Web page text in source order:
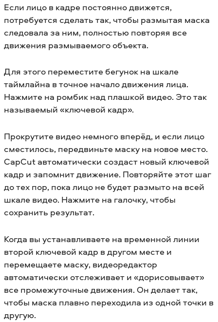
Если лицо в кадре постоянно движется,
потребуется сделать так, чтобы размытая маска
следовала за ним, полностью повторяя все
движения размываемого объекта.
Для этого переместите бегунок на шкале
таймлайна в точное начало движения лица.
Нажмите на ромбик над плашкой видео. Это так
называемый «ключевой кадр».
Прокрутите видео немного вперёд, и если лицо
сместилось, передвиньте маску на новое место.
CapCut автоматически создаст новый ключевой
кадр и запомнит движение. Повторяйте этот шаг
до тех пор, пока лицо не будет размыто на всей
шкале видео. Нажмите на галочку, чтобы
сохранить результат.
Когда вы устанавливаете на временной линии
второй ключевой кадр в другом месте и
перемещаете маску, видеоредактор
автоматически отслеживает и «дорисовывает»
все промежуточные движения. Он делает так,
чтобы маска плавно переходила из одной точки в
другую.